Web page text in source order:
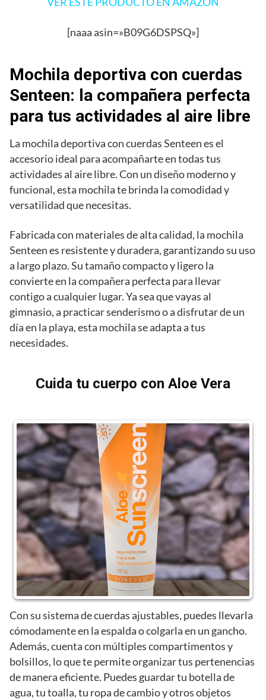
[naaa asin=»B09G6DSPSQ»]
Mochila deportiva con cuerdas
Senteen: la compañera perfecta
para tus actividades al aire libre
La mochila deportiva con cuerdas Senteen es el
accesorio ideal para acompañarte en todas tus
actividades al aire libre. Con un diseño moderno y
funcional, esta mochila te brinda la comodidad y
versatilidad que necesitas.
Fabricada con materiales de alta calidad, la mochila
Senteen es resistente y duradera, garantizando su uso
a largo plazo. Su tamaño compacto y ligero la
convierte en la compañera perfecta para llevar
contigo a cualquier lugar. Ya sea que vayas al
gimnasio, a practicar senderismo o a disfrutar de un
día en la playa, esta mochila se adapta a tus
necesidades.
Cuida tu cuerpo con Aloe Vera
Con su sistema de cuerdas ajustables, puedes llevarla
cómodamente en la espalda o colgarla en un gancho.
Además, cuenta con múltiples compartimentos y
bolsillos, lo que te permite organizar tus pertenencias
de manera eficiente. Puedes guardar tu botella de
agua, tu toalla, tu ropa de cambio y otros objetos